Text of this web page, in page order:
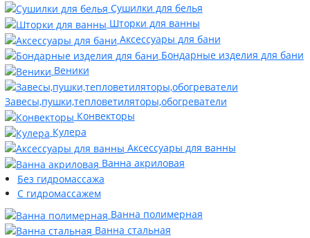
Сушилки для белья
Шторки для ванны
Аксессуары для бани
Бондарные изделия для бани
Веники
Завесы,пушки,тепловетиляторы,обогреватели
Конвекторы
Кулера
Аксессуары для ванны
Ванна акриловая
Без гидромассажа
С гидромассажем
Ванна полимерная
Ванна стальная